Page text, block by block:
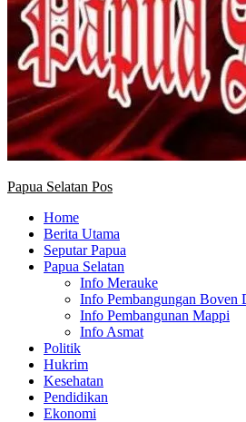
Papua Selatan Pos
Home
Berita Utama
Seputar Papua
Papua Selatan
Info Merauke
Info Pembangungan Boven
Info Pembangunan Mappi
Info Asmat
Politik
Hukrim
Kesehatan
Pendidikan
Ekonomi